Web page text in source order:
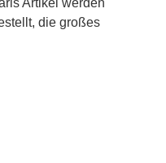
Artikel werden
die großes